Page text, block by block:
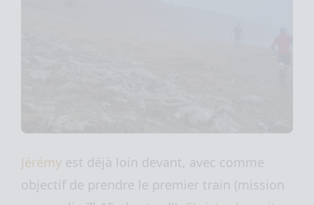
Jérémy est déjà loin devant, avec comme
objectif de prendre le premier train (mission